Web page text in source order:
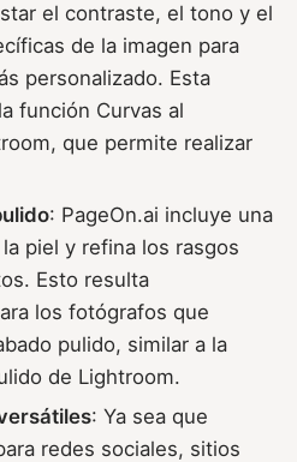
el contraste, el tono y el
de la imagen para
personalizado. Esta
función Curvas al
que permite realizar
: PageOn.ai incluye una
piel y refina los rasgos
Esto resulta
los fotógrafos que
pulido, similar a la
de Lightroom.
: Ya sea que
redes sociales, sitios